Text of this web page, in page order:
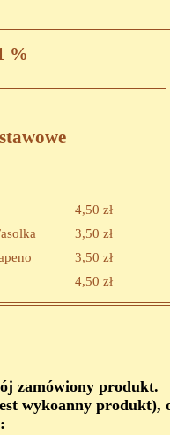
%
4,50 zł
3,50 zł
3,50 zł
4,50 zł
zamówiony produkt.
wykoanny produkt),